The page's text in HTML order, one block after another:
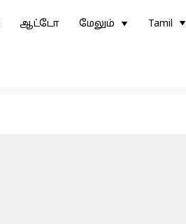
ஆட்டோ மேலும் Tamil